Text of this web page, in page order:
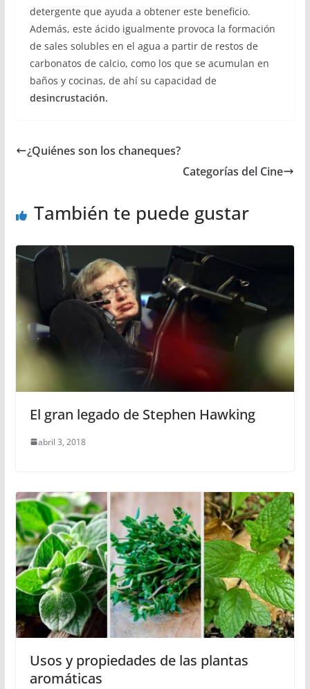
detergente que ayuda a obtener este beneficio.
Además, este ácido igualmente provoca la formación
de sales solubles en el agua a partir de restos de
carbonatos de calcio, como los que se acumulan en
baños y cocinas, de ahí su capacidad de
desincrustación.
¿Quiénes son los chaneques?
Categorías del Cine
También te puede gustar
El gran legado de Stephen Hawking
abril 3, 2018
Usos y propiedades de las plantas
aromáticas